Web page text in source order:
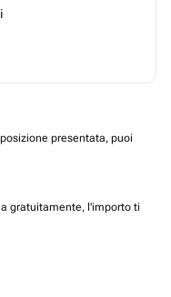
presentata, puoi
gratuitamente, l'importo ti